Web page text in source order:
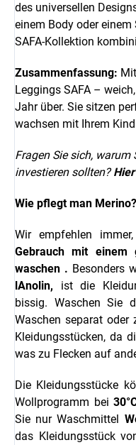
des universellen
einem Body oder
SAFA-Kollektion
Zusammenfassung:
Leggings SAFA –
Jahr über. Sie sitzen
wachsen mit Ihrem
Fragen Sie sich,
investieren sollten?
Wie pflegt man Merino?
Wir empfehlen immer,
Gebrauch mit einem
waschen . Besonders
lAnolin, ist die
bissig. Waschen Sie
Waschen separat
Kleidungsstücken, da
was zu Flecken auf
Die Kleidungsstücke
Wollprogramm bei
Sie nur Waschmittel
das Kleidungsstück